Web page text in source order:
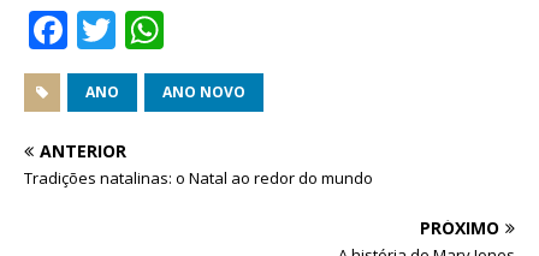
F
a
c
e
b
T
w
it
te
r
h
at
A
ANO ANO NOVO
ANTERIOR
Tradições natalinas: o Natal ao redor do mundo
PRÓXIMO